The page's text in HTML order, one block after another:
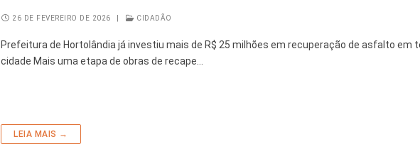
SECRETARIAS
Administração e Gestão de Pessoal
Assuntos Jurídicos
Desenvolvimento Econômico, Trabalho, Turismo e Inovação
NOSSA CIDADE
HINO, BRASÃO E BANDEIRA
Downloads
OUVIDORIA
DIÁRIO OFICIAL
26 DE FEVEREIRO DE 2026 CIDADÃO
Prefeitura de Hortolândia já investiu mais de R$ 25 milhões em recuperação de asfalto em
cidade Mais uma etapa de obras de recape…
LEIA MAIS →